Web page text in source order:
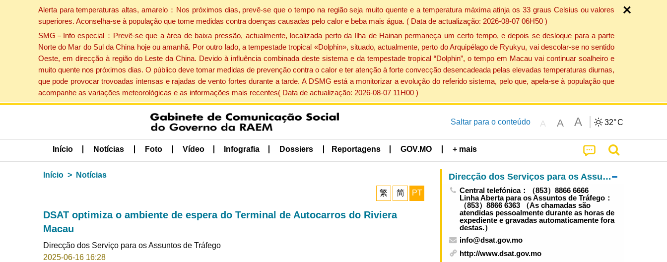
Alerta para temperaturas altas, amarelo：Nos próximos dias, prevê-se que o tempo na região seja muito quente e a temperatura máxima atinja os 33 graus Celsius ou valores
superiores. Aconselha-se à população que tome medidas contra doenças causadas pelo calor e beba mais água. ( Data de actualização: 2026-08-07 06H50 )
SMG－Info especial：Prevê-se que a área de baixa pressão, actualmente, localizada perto da Ilha de Hainan permaneça um certo tempo, e depois se desloque para a parte
Norte do Mar do Sul da China hoje ou amanhã. Por outro lado, a tempestade tropical «Dolphin», situado, actualmente, perto do Arquipélago de Ryukyu, vai descolar-se no sentido
Oeste, em direcção à região do Leste da China. Devido à influência combinada deste sistema e da tempestade tropical “Dolphin”, o tempo em Macau vai continuar soalheiro e
muito quente nos próximos dias. O público deve tomar medidas de prevenção contra o calor e ter atenção à forte convecção desencadeada pelas elevadas temperaturas diurnas,
que pode provocar trovoadas intensas e rajadas de vento fortes durante a tarde. A DSMG está a monitorizar a evolução do referido sistema, pelo que, apela-se à população que
acompanhe as variações meteorológicas e as informações mais recentes( Data de actualização: 2026-08-07 11H00 )
Saltar para o conteúdo A A A 32°C
Início Notícias Foto Vídeo Infografia Dossiers Reportagens GOV.MO + mais
Início Notícias
繁 简 PT
DSAT optimiza o ambiente de espera do Terminal de Autocarros do Riviera
Macau
Direcção dos Serviço para os Assuntos de Tráfego
2025-06-16 16:28
Direcção dos Serviços para os Assuntos de Tráfego
Central telefónica：（853）8866 6666
Linha Aberta para os Assuntos de Tráfego：
（853）8866 6363 （As chamadas são
atendidas pessoalmente durante as horas de
expediente e gravadas automaticamente fora
destas.）
info@dsat.gov.mo
http://www.dsat.gov.mo